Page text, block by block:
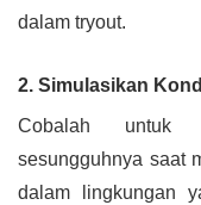
dalam tryout.
2. Simulasikan
Cobalah untuk
sesungguhnya saat
dalam lingkungan